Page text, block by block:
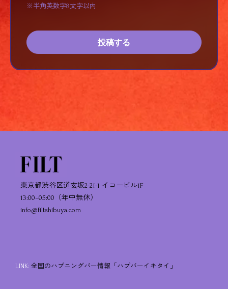
※半角英数字8文字以内
投稿する
東京都渋谷区道玄坂2-21-1 イコービル1F
13:00–05:00（年中無休）
info@filtshibuya.com
LINK: 全国のハプニングバー情報「ハプバーイキタイ」